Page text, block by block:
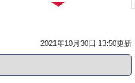
2021年10月30日 13:50更新